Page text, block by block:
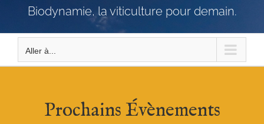
Biodynamie, la viticulture pour demain.
Aller à...
Prochains Évènements